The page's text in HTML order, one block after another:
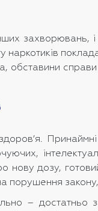
захворювань,
обставини
дозу,
порушення
–